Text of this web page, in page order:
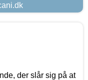
der slår sig på at